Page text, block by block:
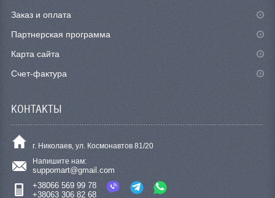
Заказ и оплата
Партнерская программа
Карта сайта
Счет-фактура
КОНТАКТЫ
г. Николаев, ул. Космонавтов 81/20
Напишите нам:
suppomart@gmail.com
+38066 569 99 78
+38063 306 82 68